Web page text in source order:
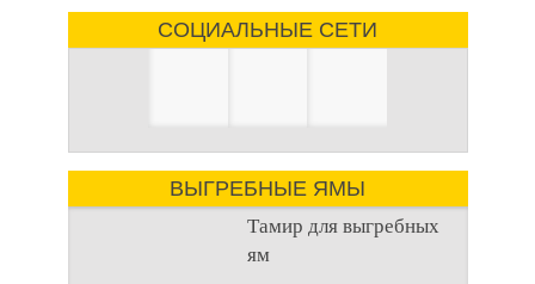
СОЦИАЛЬНЫЕ СЕТИ
ВЫГРЕБНЫЕ ЯМЫ
Тамир для выгребных
ям